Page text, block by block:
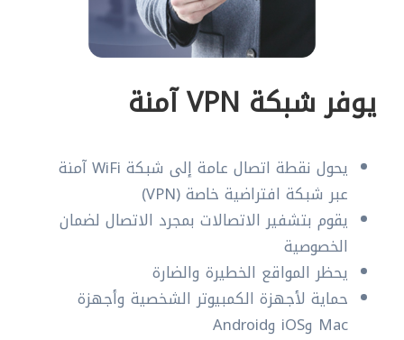
يوفر شبكة VPN آمنة
يحول نقطة اتصال عامة إلى شبكة WiFi آمنة
عبر شبكة افتراضية خاصة (VPN)
يقوم بتشفير الاتصالات بمجرد الاتصال لضمان
الخصوصية
يحظر المواقع الخطيرة والضارة
حماية لأجهزة الكمبيوتر الشخصية وأجهزة
Mac وiOS وAndroid